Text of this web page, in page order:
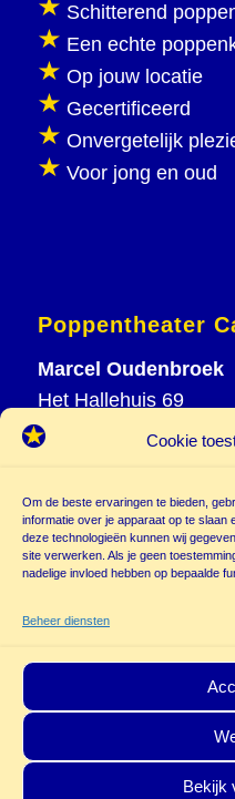
Cookie
Om de beste ervaringen te bieden,
informatie over je apparaat op te slaan
deze technologieën kunnen wij
site verwerken. Als je geen
nadelige invloed hebben op bepaalde
Beheer diensten
Bekijk
Schitterend
Een echte
Op jouw locatie
Gecertificeerd
Onvergetelijk
Voor jong en oud
Poppentheater
Marcel Oudenbroek
Het Hallehuis 69
3823 VH Amersfoort
M 06 20 26 94 61
info@
© Copyright - Poppentheater